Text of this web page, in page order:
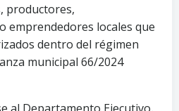
productores,
emprendedores locales que
dentro del régimen
municipal 66/2024